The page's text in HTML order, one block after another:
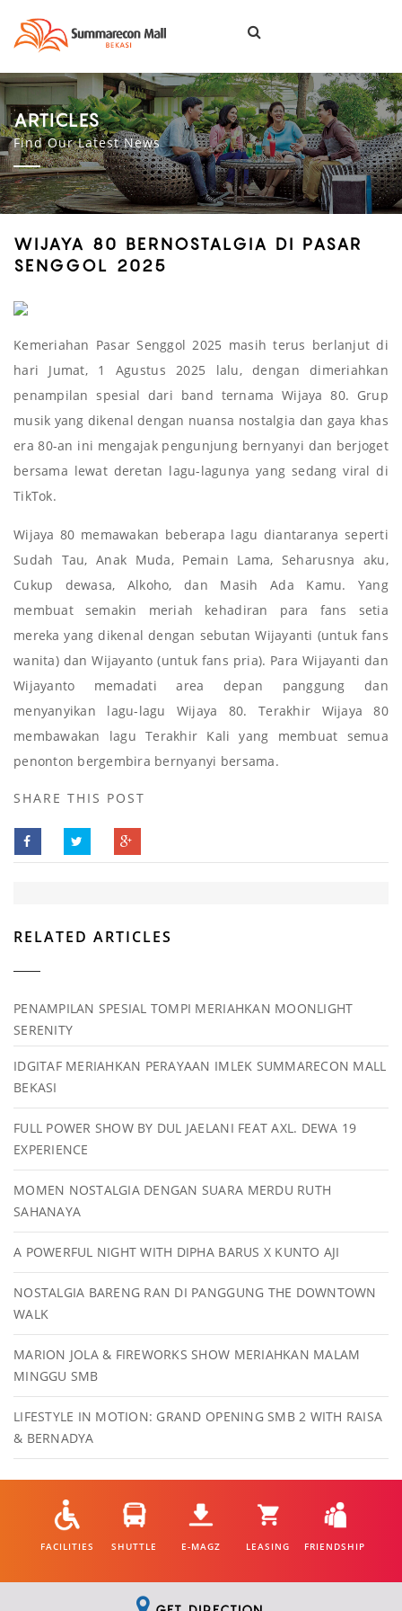
ARTICLES
Find Our Latest News
WIJAYA 80 BERNOSTALGIA DI PASAR
SENGGOL 2025
Kemeriahan Pasar Senggol 2025 masih terus berlanjut di
hari Jumat, 1 Agustus 2025 lalu, dengan dimeriahkan
penampilan spesial dari band ternama Wijaya 80. Grup
musik yang dikenal dengan nuansa nostalgia dan gaya khas
era 80-an ini mengajak pengunjung bernyanyi dan berjoget
bersama lewat deretan lagu-lagunya yang sedang viral di
TikTok.
Wijaya 80 memawakan beberapa lagu diantaranya seperti
Sudah Tau, Anak Muda, Pemain Lama, Seharusnya aku,
Cukup dewasa, Alkoho, dan Masih Ada Kamu. Yang
membuat semakin meriah kehadiran para fans setia
mereka yang dikenal dengan sebutan Wijayanti (untuk fans
wanita) dan Wijayanto (untuk fans pria). Para Wijayanti dan
Wijayanto memadati area depan panggung dan
menyanyikan lagu-lagu Wijaya 80. Terakhir Wijaya 80
membawakan lagu Terakhir Kali yang membuat semua
penonton bergembira bernyanyi bersama.
SHARE THIS POST
RELATED ARTICLES
PENAMPILAN SPESIAL TOMPI MERIAHKAN MOONLIGHT
SERENITY
IDGITAF MERIAHKAN PERAYAAN IMLEK SUMMARECON MALL
BEKASI
FULL POWER SHOW BY DUL JAELANI FEAT AXL. DEWA 19
EXPERIENCE
MOMEN NOSTALGIA DENGAN SUARA MERDU RUTH
SAHANAYA
A POWERFUL NIGHT WITH DIPHA BARUS X KUNTO AJI
NOSTALGIA BARENG RAN DI PANGGUNG THE DOWNTOWN
WALK
MARION JOLA & FIREWORKS SHOW MERIAHKAN MALAM
MINGGU SMB
LIFESTYLE IN MOTION: GRAND OPENING SMB 2 WITH RAISA
& BERNADYA
FACILITIES SHUTTLE E-MAGZ LEASING FRIENDSHIP